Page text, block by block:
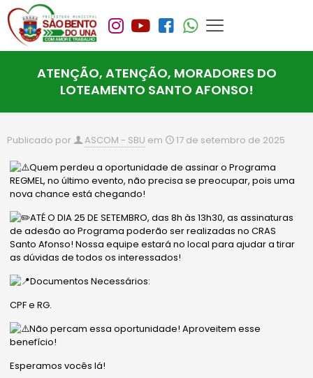
ATENÇÃO, ATENÇÃO, MORADORES DO
LOTEAMENTO SANTO AFONSO!
Publicado por ASCOM - SBU em 17 de setembro de 2025
Quem perdeu a oportunidade de assinar o Programa
REGMEL, no último evento, não precisa se preocupar, pois uma
nova chance está chegando!
ATÉ O DIA 25 DE SETEMBRO, das 8h às 13h30, as assinaturas
de adesão ao Programa poderão ser realizadas no CRAS
Santo Afonso! Nossa equipe estará no local para ajudar a tirar
as dúvidas de todos os interessados!
Documentos Necessários:
CPF e RG.
Não percam essa oportunidade! Aproveitem esse
benefício!
Esperamos vocês lá!